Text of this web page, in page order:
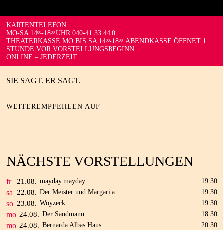
KARTENTELEFON
MO-SA 1400-1800 UHR 040-41 33 44 0
THEATERKASSE MO BIS SA 1400-1800 ABENDKASSE ÖFFNET 1
STUNDE VOR VORSTELLUNGSBEGINN
ONLINE – JEDERZEIT
SIE SAGT. ER SAGT.
WEITEREMPFEHLEN AUF
NÄCHSTE VORSTELLUNGEN
fr 21.08. mayday.mayday. 19:30
sa 22.08. Der Meister und Margarita 19:30
so 23.08. Woyzeck 19:30
mo 24.08. Der Sandmann 18:30
mo 24.08. Bernarda Albas Haus 20:30